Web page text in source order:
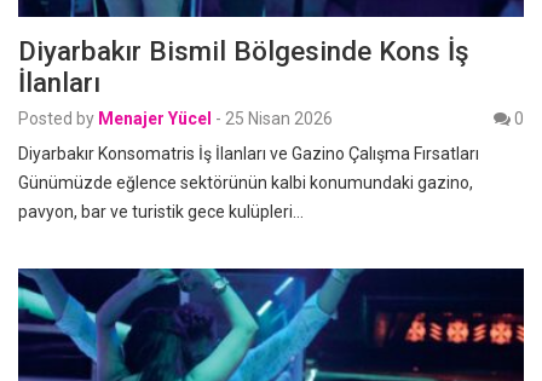
Diyarbakır Bismil Bölgesinde Kons İş
İlanları
Posted by Menajer Yücel - 25 Nisan 2026
0
Diyarbakır Konsomatris İş İlanları ve Gazino Çalışma Fırsatları
Günümüzde eğlence sektörünün kalbi konumundaki gazino,
pavyon, bar ve turistik gece kulüpleri…